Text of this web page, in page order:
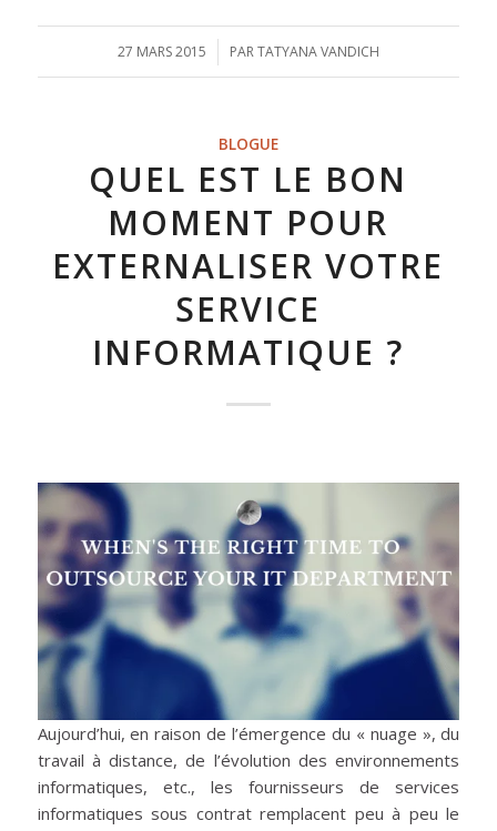
27 MARS 2015
/ PARTATYANA VANDICH
BLOGUE
QUEL EST LE BON
MOMENT POUR
EXTERNALISER VOTRE
SERVICE
INFORMATIQUE ?
Aujourd’hui, en raison de l’émergence du « nuage », du
travail à distance, de l’évolution des environnements
informatiques, etc., les fournisseurs de services
informatiques sous contrat remplacent peu à peu le